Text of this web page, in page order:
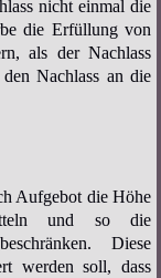
nicht einmal die
die Erfüllung von
als der Nachlass
Nachlass an die
Aufgebot die Höhe
und so die
Diese
werden soll, dass